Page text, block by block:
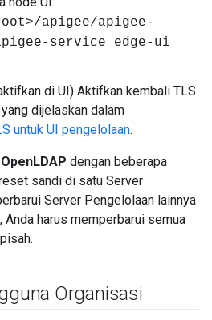
apigee/apigee-
service edge-ui
di UI) Aktifkan kembali TLS
dijelaskan dalam
untuk UI pengelolaan.
dengan beberapa
sandi di satu Server
Server Pengelolaan lainnya
Anda harus memperbarui semua
Organisasi